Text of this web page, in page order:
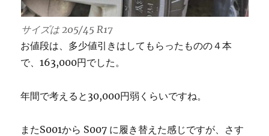
サイズは 205/45 R17
お値段は、多少値引きはしてもらったものの４本
で、163,000円でした。
年間で考えると30,000円弱くらいですね。
またS001から S007 に履き替えた感じですが、さす